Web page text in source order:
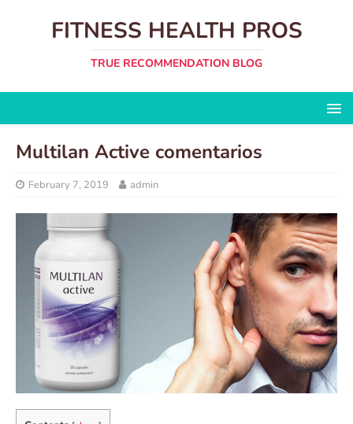
FITNESS HEALTH PROS
TRUE RECOMMENDATION BLOG
Multilan Active comentarios
February 7, 2019 admin